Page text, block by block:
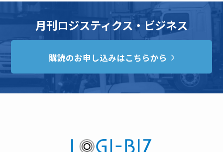
月刊ロジスティクス・ビジネス
購読のお申し込みはこちらから